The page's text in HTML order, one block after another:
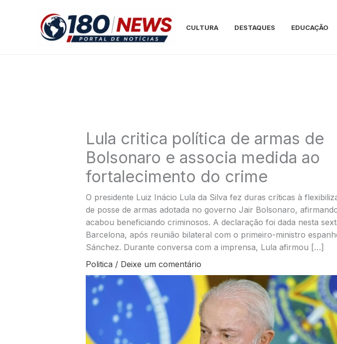
CULTURA DESTAQUES EDUCAÇÃO
Lula critica política de armas de
Bolsonaro e associa medida ao
fortalecimento do crime
O presidente Luiz Inácio Lula da Silva fez duras críticas à
de posse de armas adotada no governo Jair Bolsonaro,
acabou beneficiando criminosos. A declaração foi dada nesta
Barcelona, após reunião bilateral com o primeiro-ministro
Sánchez. Durante conversa com a imprensa, Lula afirmou […]
Politica / Deixe um comentário